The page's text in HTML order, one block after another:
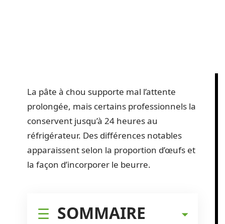
La pâte à chou supporte mal l’attente
prolongée, mais certains professionnels la
conservent jusqu’à 24 heures au
réfrigérateur. Des différences notables
apparaissent selon la proportion d’œufs et
la façon d’incorporer le beurre.
SOMMAIRE